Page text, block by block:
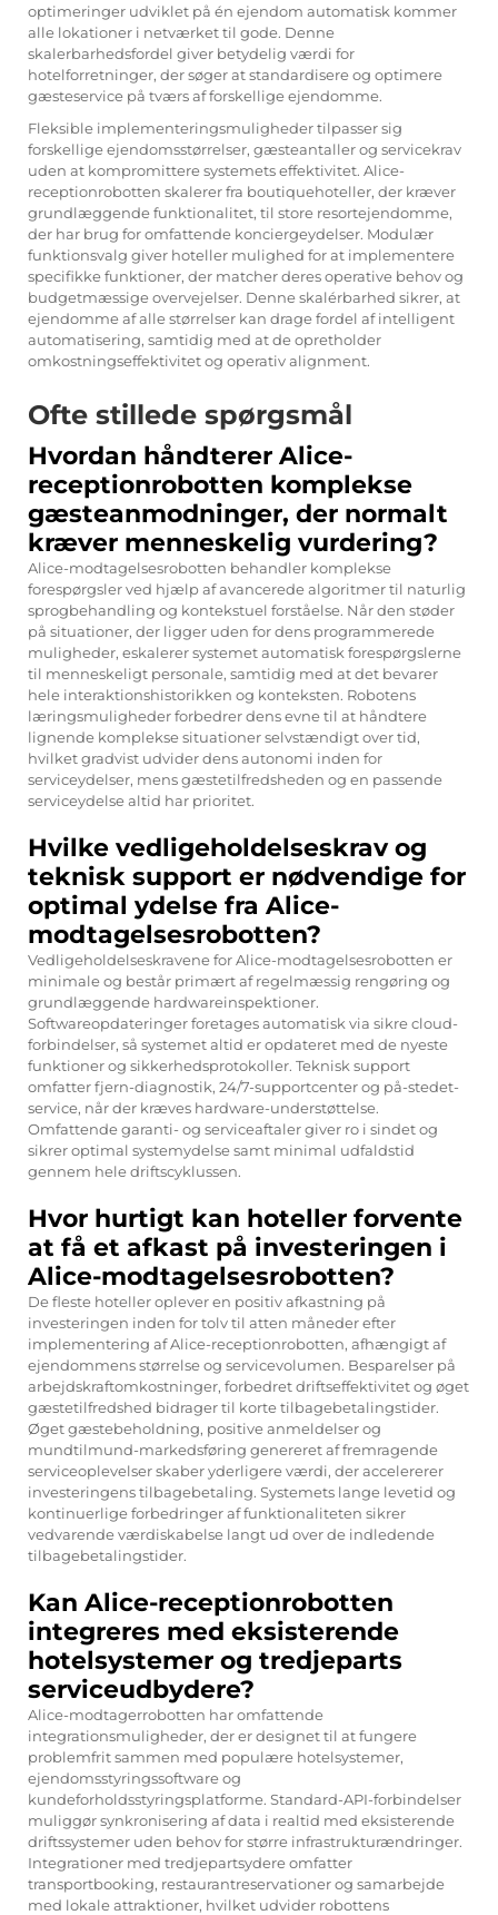
optimeringer udviklet på én ejendom automatisk kommer
alle lokationer i netværket til gode. Denne
skalerbarhedsfordel giver betydelig værdi for
hotelforretninger, der søger at standardisere og optimere
gæsteservice på tværs af forskellige ejendomme.
Fleksible implementeringsmuligheder tilpasser sig
forskellige ejendomsstørrelser, gæsteantaller og servicekrav
uden at kompromittere systemets effektivitet. Alice-
receptionrobotten skalerer fra boutiquehoteller, der kræver
grundlæggende funktionalitet, til store resortejendomme,
der har brug for omfattende konciergeydelser. Modulær
funktionsvalg giver hoteller mulighed for at implementere
specifikke funktioner, der matcher deres operative behov og
budgetmæssige overvejelser. Denne skalérbarhed sikrer, at
ejendomme af alle størrelser kan drage fordel af intelligent
automatisering, samtidig med at de opretholder
omkostningseffektivitet og operativ alignment.
Ofte stillede spørgsmål
Hvordan håndterer Alice-
receptionrobotten komplekse
gæsteanmodninger, der normalt
kræver menneskelig vurdering?
Alice-modtagelsesrobotten behandler komplekse
forespørgsler ved hjælp af avancerede algoritmer til naturlig
sprogbehandling og kontekstuel forståelse. Når den støder
på situationer, der ligger uden for dens programmerede
muligheder, eskalerer systemet automatisk forespørgslerne
til menneskeligt personale, samtidig med at det bevarer
hele interaktionshistorikken og konteksten. Robotens
læringsmuligheder forbedrer dens evne til at håndtere
lignende komplekse situationer selvstændigt over tid,
hvilket gradvist udvider dens autonomi inden for
serviceydelser, mens gæstetilfredsheden og en passende
serviceydelse altid har prioritet.
Hvilke vedligeholdelseskrav og
teknisk support er nødvendige for
optimal ydelse fra Alice-
modtagelsesrobotten?
Vedligeholdelseskravene for Alice-modtagelsesrobotten er
minimale og består primært af regelmæssig rengøring og
grundlæggende hardwareinspektioner.
Softwareopdateringer foretages automatisk via sikre cloud-
forbindelser, så systemet altid er opdateret med de nyeste
funktioner og sikkerhedsprotokoller. Teknisk support
omfatter fjern-diagnostik, 24/7-supportcenter og på-stedet-
service, når der kræves hardware-understøttelse.
Omfattende garanti- og serviceaftaler giver ro i sindet og
sikrer optimal systemydelse samt minimal udfaldstid
gennem hele driftscyklussen.
Hvor hurtigt kan hoteller forvente
at få et afkast på investeringen i
Alice-modtagelsesrobotten?
De fleste hoteller oplever en positiv afkastning på
investeringen inden for tolv til atten måneder efter
implementering af Alice-receptionrobotten, afhængigt af
ejendommens størrelse og servicevolumen. Besparelser på
arbejdskraftomkostninger, forbedret driftseffektivitet og øget
gæstetilfredshed bidrager til korte tilbagebetalingstider.
Øget gæstebeholdning, positive anmeldelser og
mundtilmund-markedsføring genereret af fremragende
serviceoplevelser skaber yderligere værdi, der accelererer
investeringens tilbagebetaling. Systemets lange levetid og
kontinuerlige forbedringer af funktionaliteten sikrer
vedvarende værdiskabelse langt ud over de indledende
tilbagebetalingstider.
Kan Alice-receptionrobotten
integreres med eksisterende
hotelsystemer og tredjeparts
serviceudbydere?
Alice-modtagerrobotten har omfattende
integrationsmuligheder, der er designet til at fungere
problemfrit sammen med populære hotelsystemer,
ejendomsstyringssoftware og
kundeforholdsstyringsplatforme. Standard-API-forbindelser
muliggør synkronisering af data i realtid med eksisterende
driftssystemer uden behov for større infrastrukturændringer.
Integrationer med tredjepartsydere omfatter
transportbooking, restaurantreservationer og samarbejde
med lokale attraktioner, hvilket udvider robottens